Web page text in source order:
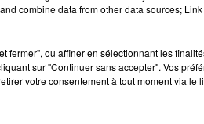
https://urlz.fr/hhZx- Google Play
house, deep, et électro
combine data from other data sources;
fermer", ou affiner en sélectionnant les
sur "Continuer sans accepter". Vos
votre consentement à tout moment via le